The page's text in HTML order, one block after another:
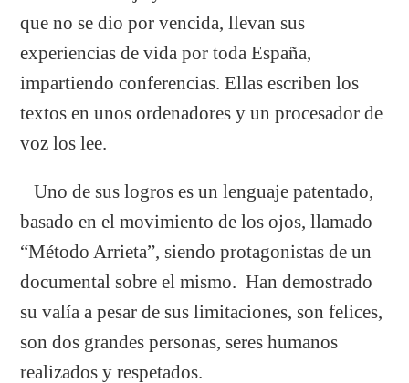
que no se dio por vencida, llevan sus
experiencias de vida por toda España,
impartiendo conferencias. Ellas escriben los
textos en unos ordenadores y un procesador de
voz los lee.
Uno de sus logros es un lenguaje patentado,
basado en el movimiento de los ojos, llamado
“Método Arrieta”, siendo protagonistas de un
documental sobre el mismo. Han demostrado
su valía a pesar de sus limitaciones, son felices,
son dos grandes personas, seres humanos
realizados y respetados.